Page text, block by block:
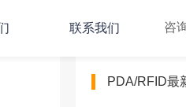
联系我们 咨
PDA/RFID最